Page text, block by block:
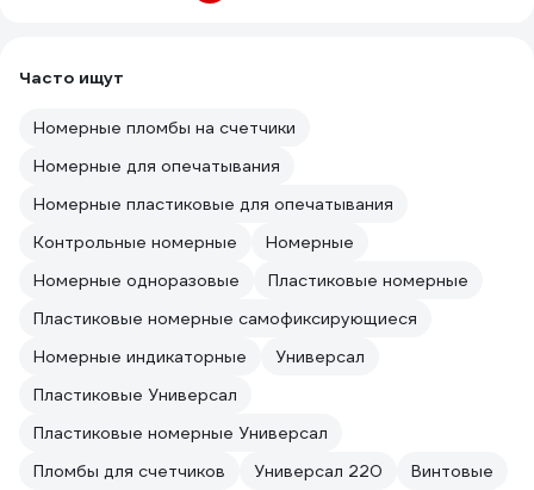
Часто ищут
Номерные пломбы на счетчики
Номерные для опечатывания
Номерные пластиковые для опечатывания
Контрольные номерные
Номерные
Номерные одноразовые
Пластиковые номерные
Пластиковые номерные самофиксирующиеся
Номерные индикаторные
Универсал
Пластиковые Универсал
Пластиковые номерные Универсал
Пломбы для счетчиков
Универсал 220
Винтовые